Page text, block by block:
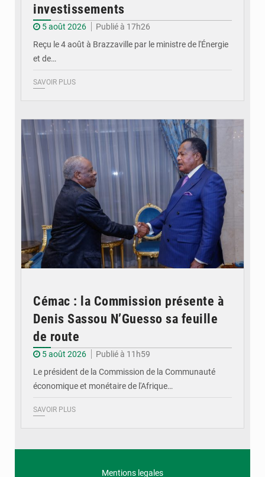
investissements
5 août 2026
Publié à 17h26
Reçu le 4 août à Brazzaville par le ministre de l'Énergie
et de…
SAVOIR PLUS
Cémac : la Commission présente à
Denis Sassou N’Guesso sa feuille
de route
5 août 2026
Publié à 11h59
Le président de la Commission de la Communauté
économique et monétaire de l'Afrique…
SAVOIR PLUS
Mentions legales